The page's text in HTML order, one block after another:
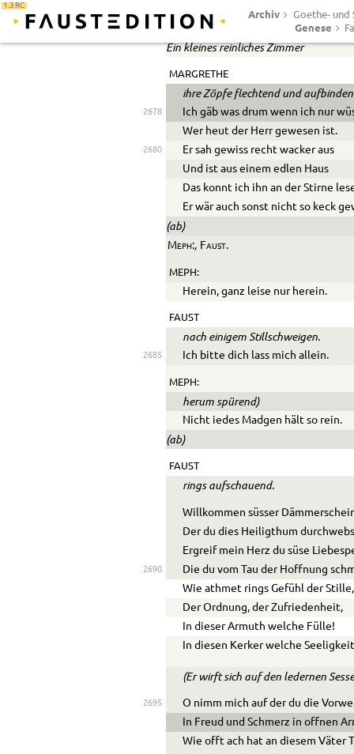
1.3 RC
Archiv Goethe- und
Genese
Abend.
Ein kleines reinliches Zimmer
MARGRETHE
ihre Zöpfe flechtend und
2678
Ich gäb was drum wenn ich nur
Wer heut der Herr gewesen ist.
2680
Er sah gewiss recht wacker aus
Und ist aus einem edlen Haus
Das konnt ich ihn an der Stirne
Er wär auch sonst nicht so keck
(ab)
Meph:, Faust.
MEPH:
Herein, ganz leise nur herein.
FAUST
nach einigem Stillschweigen.
2685 Ich bitte dich lass mich allein.
MEPH:
herum spürend)
Nicht iedes Madgen hält so rein.
(ab)
FAUST
rings aufschauend.
Willkommen süsser
Der du dies Heiligthum
Ergreif mein Herz du süse
2690
Die du vom Tau der Hoffnung
Wie athmet rings Gefühl der Stille,
Der Ordnung, der Zufriedenheit,
In dieser Armuth welche Fülle!
In diesen Kerker welche
(Er wirft sich auf den ledernen
2695
O nimm mich auf der du die
In Freud und Schmerz in offnen
Wie offt ach hat an diesem Väter